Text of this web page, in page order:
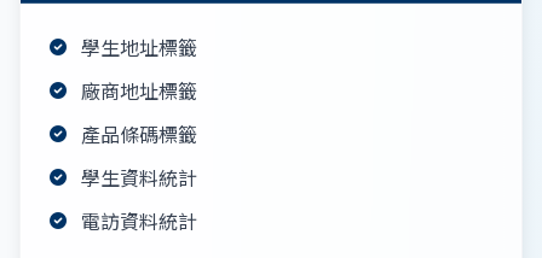
學生地址標籤
廠商地址標籤
產品條碼標籤
學生資料統計
電訪資料統計